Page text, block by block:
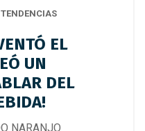
TENDENCIAS
EL
UN
DEL
NARANJO